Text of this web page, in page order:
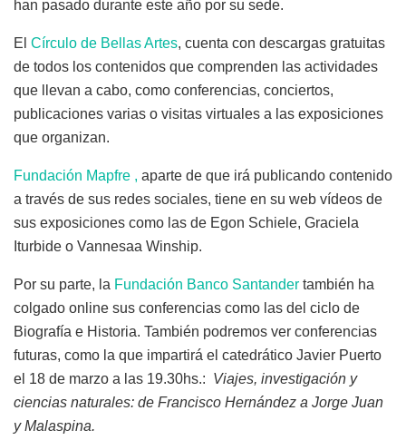
han pasado durante este año por su sede.
El Círculo de Bellas Artes, cuenta con descargas gratuitas
de todos los contenidos que comprenden las actividades
que llevan a cabo, como conferencias, conciertos,
publicaciones varias o visitas virtuales a las exposiciones
que organizan.
Fundación Mapfre , aparte de que irá publicando contenido
a través de sus redes sociales, tiene en su web vídeos de
sus exposiciones como las de Egon Schiele, Graciela
Iturbide o Vannesaa Winship.
Por su parte, la Fundación Banco Santander también ha
colgado online sus conferencias como las del ciclo de
Biografía e Historia. También podremos ver conferencias
futuras, como la que impartirá el catedrático Javier Puerto
el 18 de marzo a las 19.30hs.: Viajes, investigación y
ciencias naturales: de Francisco Hernández a Jorge Juan
y Malaspina.